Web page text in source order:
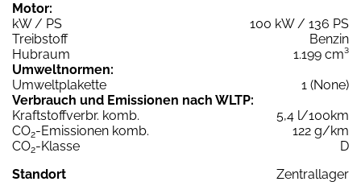
Motor:
kW / PS
100 kW / 136 PS
Treibstoff
Benzin
Hubraum
1.199 cm³
Umweltnormen:
Umweltplakette
1 (None)
Verbrauch und Emissionen nach WLTP:
Kraftstoffverbr. komb.
5,4 l/100km
CO2-Emissionen komb.
122 g/km
CO2-Klasse
D
Standort
Zentrallager